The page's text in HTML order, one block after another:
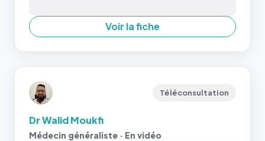
Voir la fiche
Téléconsultation
Dr Walid Moukfi
Médecin généraliste · En vidéo